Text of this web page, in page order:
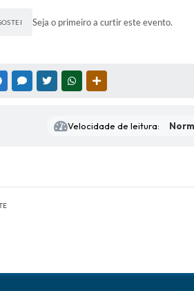
Seja o primeiro a curtir este evento.
FACEBOOKMESSENGER
TWITTERWHATSAPP
Velocidade de leitura: